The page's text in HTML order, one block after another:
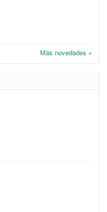
Más novedades »